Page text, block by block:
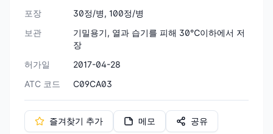
포장
30정/병, 100정/병
보관
기밀용기, 열과 습기를 피해 30℃이하에서 저
장
허가일
2017-04-28
ATC 코드
C09CA03
즐겨찾기 추가 메모 공유